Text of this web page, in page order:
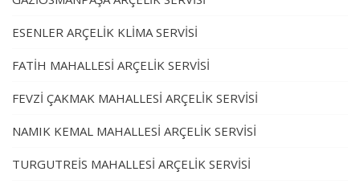
ESENLER ARÇELİK KLİMA SERVİSİ
FATİH MAHALLESİ ARÇELİK SERVİSİ
FEVZİ ÇAKMAK MAHALLESİ ARÇELİK SERVİSİ
NAMIK KEMAL MAHALLESİ ARÇELİK SERVİSİ
TURGUTREİS MAHALLESİ ARÇELİK SERVİSİ